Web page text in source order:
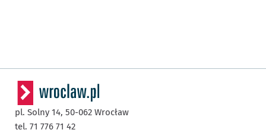
pl. Solny 14, 50-062 Wrocław
tel. 71 776 71 42